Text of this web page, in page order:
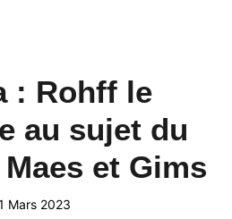
: Rohff le
au sujet du
et Gims
Mars 2023